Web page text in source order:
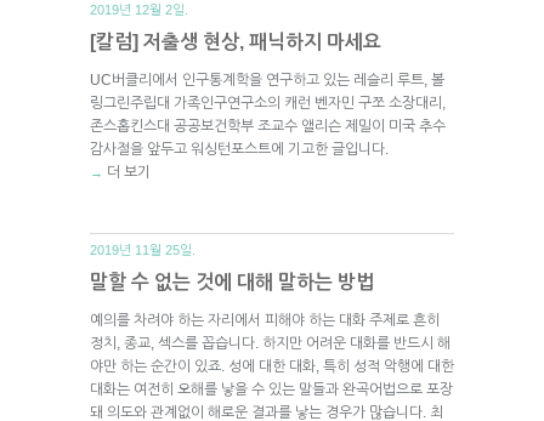
2019년 12월 2일.
[칼럼] 저출생 현상, 패닉하지 마세요
UC버클리에서 인구통계학을 연구하고 있는 레슬리 루트, 볼
링그린주립대 가족인구연구소의 캐런 벤자민 구쪼 소장대리,
존스홉킨스대 공공보건학부 조교수 앨리슨 제밀이 미국 추수
감사절을 앞두고 워싱턴포스트에 기고한 글입니다.
→ 더 보기
2019년 11월 25일.
말할 수 없는 것에 대해 말하는 방법
예의를 차려야 하는 자리에서 피해야 하는 대화 주제로 흔히
정치, 종교, 섹스를 꼽습니다. 하지만 어려운 대화를 반드시 해
야만 하는 순간이 있죠. 성에 대한 대화, 특히 성적 악행에 대한
대화는 여전히 오해를 낳을 수 있는 말들과 완곡어법으로 포장
돼 의도와 관계없이 해로운 결과를 낳는 경우가 많습니다. 최